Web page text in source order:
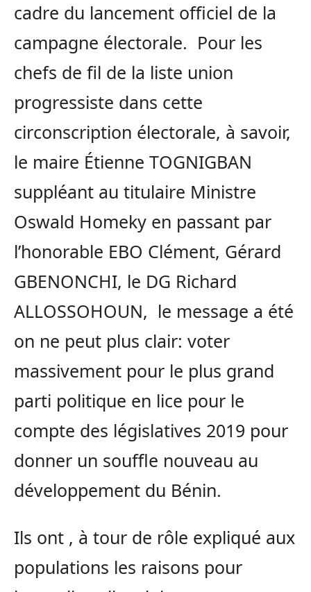
cadre du lancement officiel de la
campagne électorale. Pour les
chefs de fil de la liste union
progressiste dans cette
circonscription électorale, à savoir,
le maire Étienne TOGNIGBAN
suppléant au titulaire Ministre
Oswald Homeky en passant par
l’honorable EBO Clément, Gérard
GBENONCHI, le DG Richard
ALLOSSOHOUN, le message a été
on ne peut plus clair: voter
massivement pour le plus grand
parti politique en lice pour le
compte des législatives 2019 pour
donner un souffle nouveau au
développement du Bénin.
Ils ont , à tour de rôle expliqué aux
populations les raisons pour